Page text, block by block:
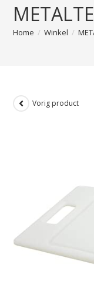
Home / Winkel /
Vorig product